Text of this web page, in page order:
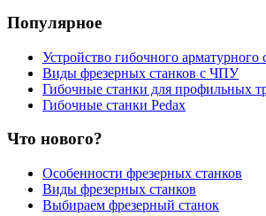
Популярное
Устройство гибочного арматурного
Виды фрезерных станков с ЧПУ
Гибочные станки для профильных
Гибочные станки Pedax
Что нового?
Особенности фрезерных станков
Виды фрезерных станков
Выбираем фрезерный станок